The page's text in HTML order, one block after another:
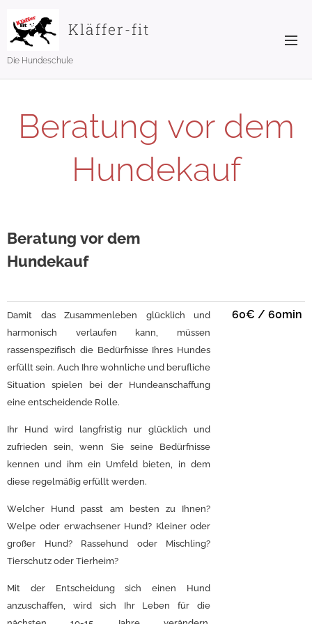
Kläffer-fit
Die Hundeschule
Beratung vor dem
Hundekauf
Beratung vor dem
Hundekauf
Damit das Zusammenleben glücklich und
harmonisch verlaufen kann, müssen
rassenspezifisch die Bedürfnisse Ihres Hundes
erfüllt sein. Auch Ihre wohnliche und berufliche
Situation spielen bei der Hundeanschaffung
eine entscheidende Rolle.
Ihr Hund wird langfristig nur glücklich und
zufrieden sein, wenn Sie seine Bedürfnisse
kennen und ihm ein Umfeld bieten, in dem
diese regelmäßig erfüllt werden.
Welcher Hund passt am besten zu Ihnen?
Welpe oder erwachsener Hund? Kleiner oder
großer Hund? Rassehund oder Mischling?
Tierschutz oder Tierheim?
Mit der Entscheidung sich einen Hund
anzuschaffen, wird sich Ihr Leben für die
60€ / 60min